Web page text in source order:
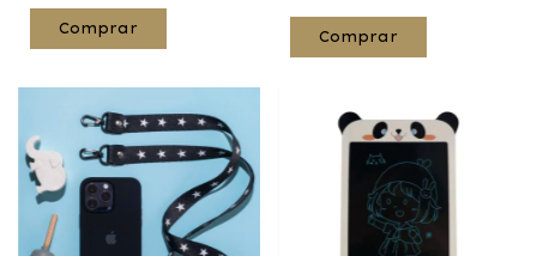
Comprar
Comprar